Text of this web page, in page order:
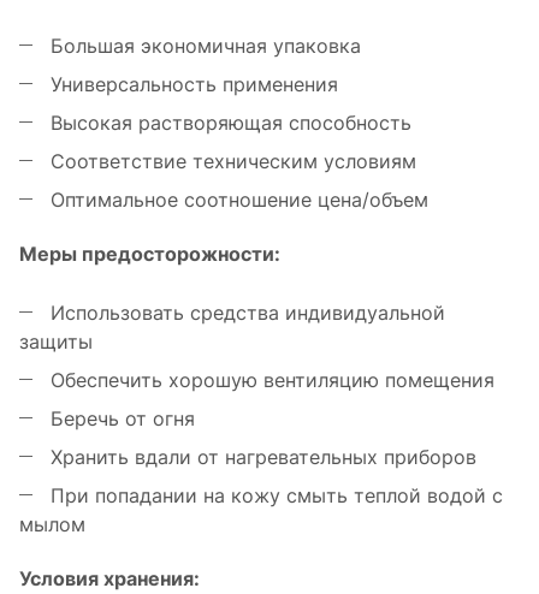
Большая экономичная упаковка
Универсальность применения
Высокая растворяющая способность
Соответствие техническим условиям
Оптимальное соотношение цена/объем
Меры предосторожности:
Использовать средства индивидуальной
защиты
Обеспечить хорошую вентиляцию помещения
Беречь от огня
Хранить вдали от нагревательных приборов
При попадании на кожу смыть теплой водой с
мылом
Условия хранения: